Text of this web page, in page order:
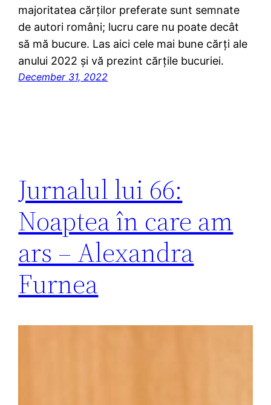
majoritatea cărților preferate sunt semnate
de autori români; lucru care nu poate decât
să mă bucure. Las aici cele mai bune cărți ale
anului 2022 și vă prezint cărțile bucuriei.
December 31, 2022
Jurnalul lui 66:
Noaptea în care am
ars – Alexandra
Furnea